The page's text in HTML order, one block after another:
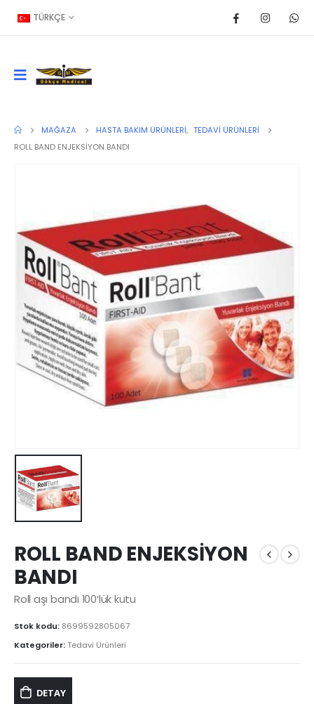
TÜRKÇE
MAĞAZA HASTA BAKIM ÜRÜNLERI, TEDAVI ÜRÜNLERI
ROLL BAND ENJEKSİYON BANDI
ROLL BAND ENJEKSİYON
BANDI
Roll aşı bandı 100’lük kutu
Stok kodu: 8699592805067
Kategoriler:Tedavi Ürünleri
DETAY